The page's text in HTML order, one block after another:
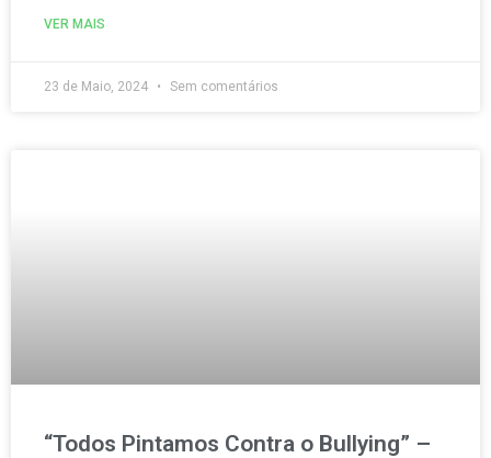
VER MAIS
23 de Maio, 2024 Sem comentários
“Todos Pintamos Contra o Bullying” –